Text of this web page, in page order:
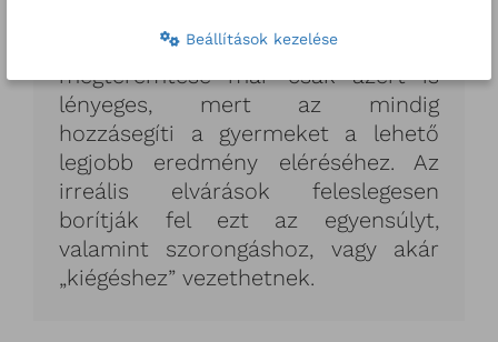
A harmonikus lelkiállapot
megteremtése már csak azért is
lényeges, mert az mindig
hozzásegíti a gyermeket a lehető
legjobb eredmény eléréséhez. Az
irreális elvárások feleslegesen
borítják fel ezt az egyensúlyt,
valamint szorongáshoz, vagy akár
„kiégéshez” vezethetnek.
Beállítások kezelése